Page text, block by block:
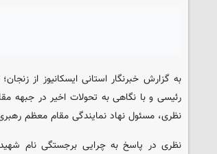
به گزارش خبرنگار استانی ایسکانیوز از
رئیسی و با نگاهی به تحولات اخیر در جبهه
نظری، مسئول نهاد نمایندگی مقام معظم
نظری در پاسخ به چرایی برجستگی نام